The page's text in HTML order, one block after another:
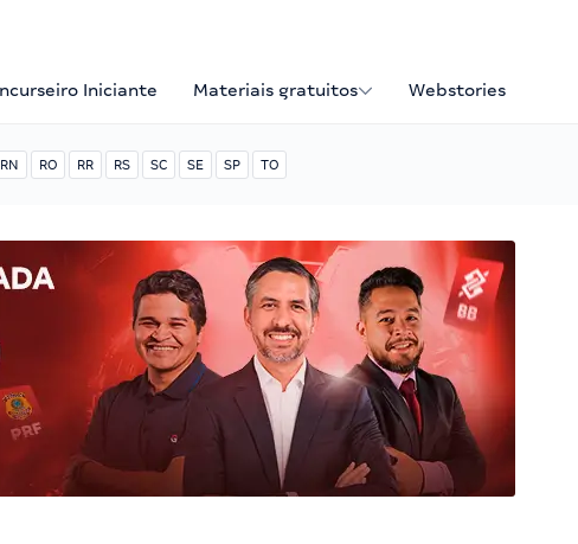
Iniciante Materiais gratuitos Webstories
RN RO RR RS SC SE SP TO